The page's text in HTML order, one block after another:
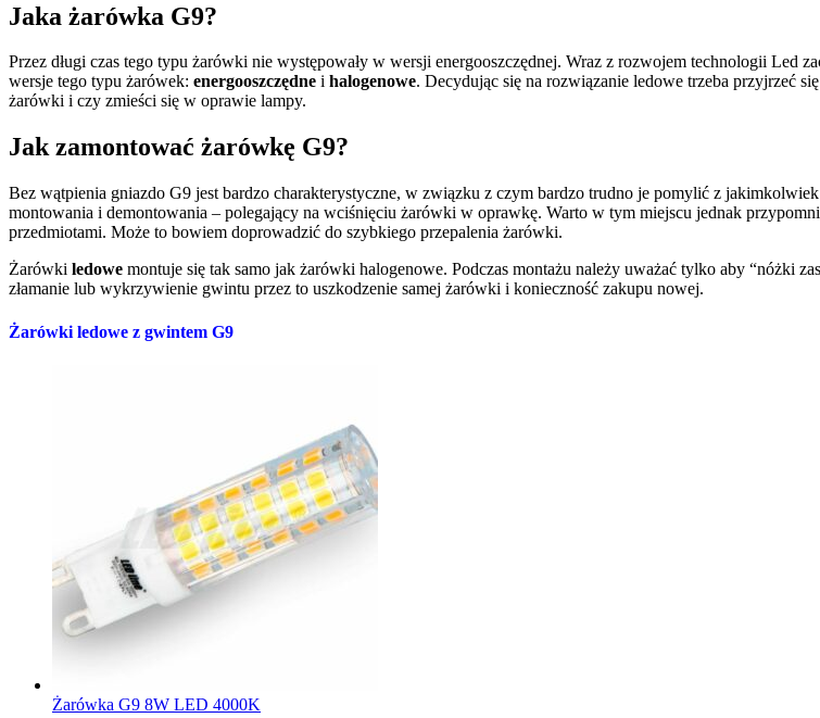
Jaka żarówka G9?
Przez długi czas tego typu żarówki nie występowały w wersji energooszczędnej. Wraz z rozwojem technologii Led
wersje tego typu żarówek: energooszczędne i halogenowe. Decydując się na rozwiązanie ledowe trzeba przyjrzeć
żarówki i czy zmieści się w oprawie lampy.
Jak zamontować żarówkę G9?
Bez wątpienia gniazdo G9 jest bardzo charakterystyczne, w związku z czym bardzo trudno je pomylić z
montowania i demontowania – polegający na wciśnięciu żarówki w oprawkę. Warto w tym miejscu jednak
przedmiotami. Może to bowiem doprowadzić do szybkiego przepalenia żarówki.
Żarówki ledowe montuje się tak samo jak żarówki halogenowe. Podczas montażu należy uważać tylko aby “nóżki
złamanie lub wykrzywienie gwintu przez to uszkodzenie samej żarówki i konieczność zakupu nowej.
Żarówki ledowe z gwintem G9
Żarówka G9 8W LED 4000K